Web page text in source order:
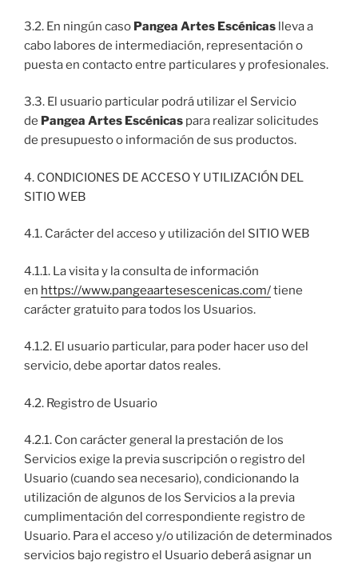
3.2. En ningún caso Pangea Artes Escénicas lleva a
cabo labores de intermediación, representación o
puesta en contacto entre particulares y profesionales.
3.3. El usuario particular podrá utilizar el Servicio
de Pangea Artes Escénicas para realizar solicitudes
de presupuesto o información de sus productos.
4. CONDICIONES DE ACCESO Y UTILIZACIÓN DEL
SITIO WEB
4.1. Carácter del acceso y utilización del SITIO WEB
4.1.1. La visita y la consulta de información
en https://www.pangeaartesescenicas.com/tiene
carácter gratuito para todos los Usuarios.
4.1.2. El usuario particular, para poder hacer uso del
servicio, debe aportar datos reales.
4.2. Registro de Usuario
4.2.1. Con carácter general la prestación de los
Servicios exige la previa suscripción o registro del
Usuario (cuando sea necesario), condicionando la
utilización de algunos de los Servicios a la previa
cumplimentación del correspondiente registro de
Usuario. Para el acceso y/o utilización de determinados
servicios bajo registro el Usuario deberá asignar un